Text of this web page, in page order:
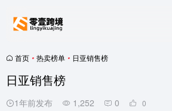
首页 • 热卖榜单 • 日亚销售榜
日亚销售榜
1年前发布 1,252 0 0